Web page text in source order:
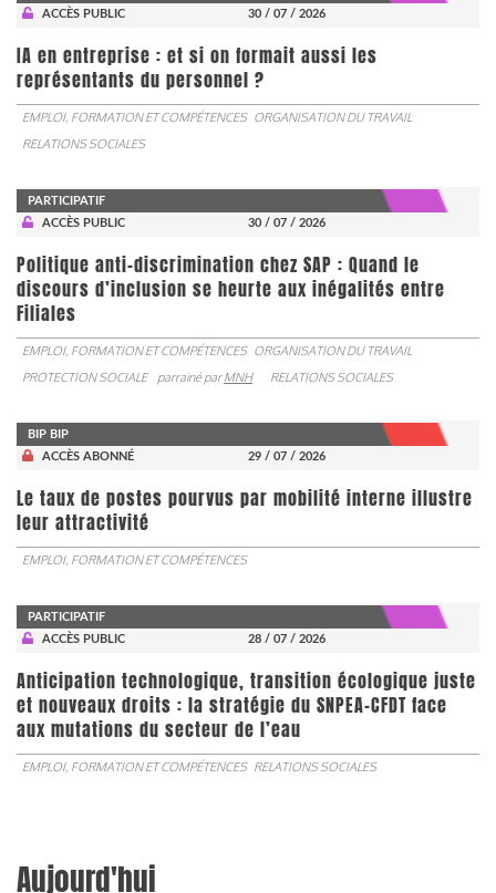
ACCÈS PUBLIC
30 / 07 / 2026
IA en entreprise : et si on formait aussi les
représentants du personnel ?
EMPLOI, FORMATION ET COMPÉTENCES ORGANISATION DU TRAVAIL
RELATIONS SOCIALES
PARTICIPATIF
ACCÈS PUBLIC
30 / 07 / 2026
Politique anti-discrimination chez SAP : Quand le
discours d’inclusion se heurte aux inégalités entre
Filiales
EMPLOI, FORMATION ET COMPÉTENCES ORGANISATION DU TRAVAIL
PROTECTION SOCIALE
parrainé parMNH RELATIONS SOCIALES
BIP BIP
ACCÈS ABONNÉ
29 / 07 / 2026
Le taux de postes pourvus par mobilité interne illustre
leur attractivité
EMPLOI, FORMATION ET COMPÉTENCES
PARTICIPATIF
ACCÈS PUBLIC
28 / 07 / 2026
Anticipation technologique, transition écologique juste
et nouveaux droits : la stratégie du SNPEA-CFDT face
aux mutations du secteur de l’eau
EMPLOI, FORMATION ET COMPÉTENCES RELATIONS SOCIALES
Aujourd'hui